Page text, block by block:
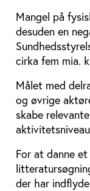
Mangel på
desuden en
cirka fem mia.
Målet med
og øvrige
skabe
For at danne
der har